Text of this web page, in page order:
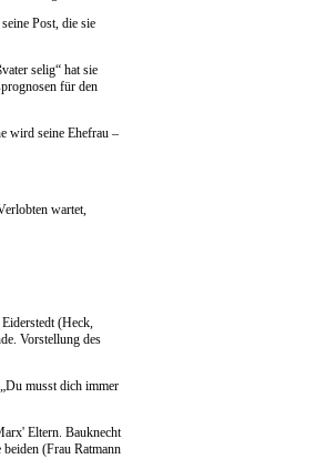
Post, die sie
selig“ hat sie
für den
wird seine Ehefrau –
wartet,
(Heck,
Vorstellung des
musst dich immer
Eltern. Bauknecht
(Frau Ratmann